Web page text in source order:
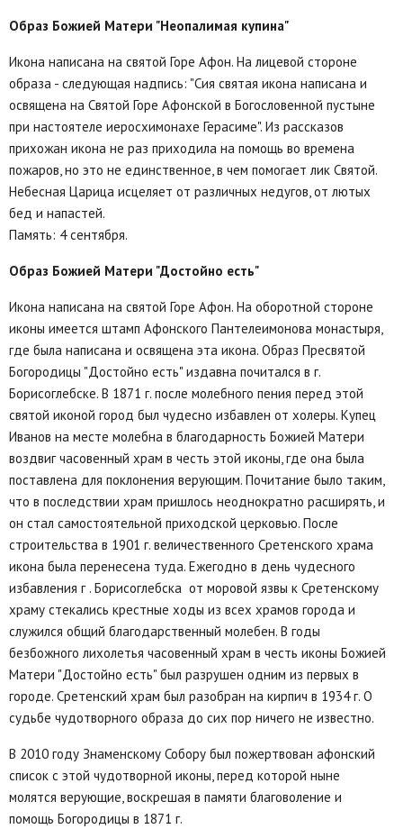
Образ Божией Матери "Неопалимая купина"
Икона написана на святой Горе Афон. На лицевой стороне
образа - следующая надпись: "Сия святая икона написана и
освящена на Святой Горе Афонской в Богословенной пустыне
при настоятеле иеросхимонахе Герасиме". Из рассказов
прихожан икона не раз приходила на помощь во времена
пожаров, но это не единственное, в чем помогает лик Святой.
Небесная Царица исцеляет от различных недугов, от лютых
бед и напастей.
Память: 4 сентября.
Образ Божией Матери "Достойно есть"
Икона написана на святой Горе Афон. На оборотной стороне
иконы имеется штамп Афонского Пантелеимонова монастыря,
где была написана и освящена эта икона. Образ Пресвятой
Богородицы "Достойно есть" издавна почитался в г.
Борисоглебске. В 1871 г. после молебного пения перед этой
святой иконой город был чудесно избавлен от холеры. Купец
Иванов на месте молебна в благодарность Божией Матери
воздвиг часовенный храм в честь этой иконы, где она была
поставлена для поклонения верующим. Почитание было таким,
что в последствии храм пришлось неоднократно расширять, и
он стал самостоятельной приходской церковью. После
строительства в 1901 г. величественного Сретенского храма
икона была перенесена туда. Ежегодно в день чудесного
избавления г . Борисоглебска от моровой язвы к Сретенскому
храму стекались крестные ходы из всех храмов города и
служился общий благодарственный молебен. В годы
безбожного лихолетья часовенный храм в честь иконы Божией
Матери "Достойно есть" был разрушен одним из первых в
городе. Сретенский храм был разобран на кирпич в 1934 г. О
судьбе чудотворного образа до сих пор ничего не известно.
В 2010 году Знаменскому Собору был пожертвован афонский
список с этой чудотворной иконы, перед которой ныне
молятся верующие, воскрешая в памяти благоволение и
помощь Богородицы в 1871 г.